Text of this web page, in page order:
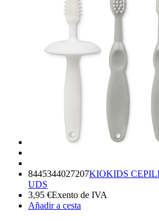
8445344027207KIOKIDS
UDS
3,95 €Exento de IVA
Añadir a cesta